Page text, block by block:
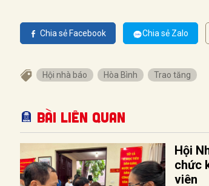
Chia sẻ Facebook Chia sẻ Zalo
Hội nhà báo Hòa Bình Trao tăng
Bài liên quan
Hội
chức
viên